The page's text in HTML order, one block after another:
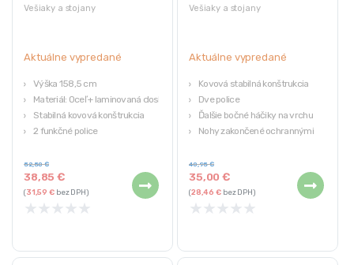
Vešiaky a stojany
Aktuálne vypredané
Výška 158,5 cm
Materiál: Oceľ + laminovaná doska
Stabilná kovová konštrukcia
2 funkčné police
38,85€
52,50€
(31,59€bez DPH)
★ ★ ★ ★ ★
Vešiaky a stojany
Aktuálne vypredané
Kovová stabilná konštrukcia
Dve police
Ďalšie bočné háčiky na vrchu
Nohy zakončené ochrannými
35,00€
40,95€
(28,46€bez DPH)
★ ★ ★ ★ ★